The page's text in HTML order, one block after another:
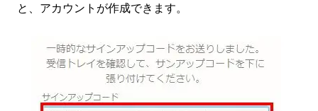
と、アカウントが作成できます。